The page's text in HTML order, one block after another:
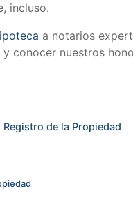
incluso.
a notarios
conocer nuestros
de la Propiedad